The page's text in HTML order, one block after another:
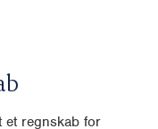
et regnskab for